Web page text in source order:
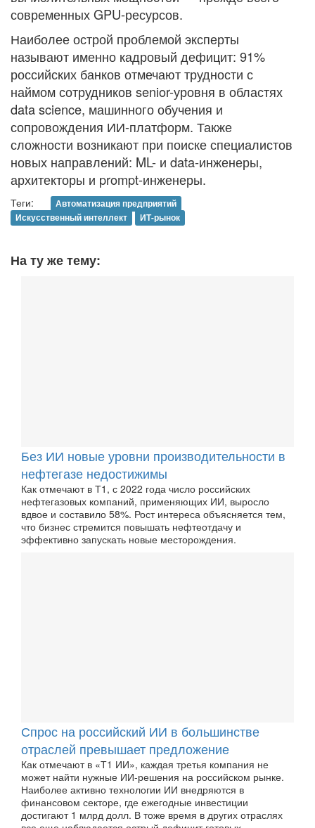
современных GPU-ресурсов.
Наиболее острой проблемой эксперты
называют именно кадровый дефицит: 91%
российских банков отмечают трудности с
наймом сотрудников senior-уровня в областях
data science, машинного обучения и
сопровождения ИИ-платформ. Также
сложности возникают при поиске специалистов
новых направлений: ML- и data-инженеры,
архитекторы и prompt-инженеры.
Теги:
Автоматизация предприятий
Искусственный интеллект
ИТ-рынок
На ту же тему:
Без ИИ новые уровни производительности в
нефтегазе недостижимы
Как отмечают в Т1, с 2022 года число российских
нефтегазовых компаний, применяющих ИИ, выросло
вдвое и составило 58%. Рост интереса объясняется тем,
что бизнес стремится повышать нефтеотдачу и
эффективно запускать новые месторождения.
Спрос на российский ИИ в большинстве
отраслей превышает предложение
Как отмечают в «Т1 ИИ», каждая третья компания не
может найти нужные ИИ-решения на российском рынке.
Наиболее активно технологии ИИ внедряются в
финансовом секторе, где ежегодные инвестиции
достигают 1 млрд долл. В тоже время в других отраслях